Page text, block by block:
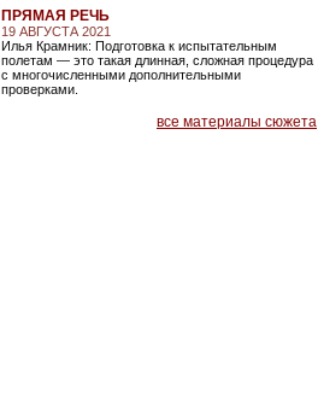
ПРЯМАЯ РЕЧЬ
19 АВГУСТА 2021
Илья Крамник: Подготовка к испытательным
полетам — это такая длинная, сложная процедура
с многочисленными дополнительными
проверками.
все материалы сюжета